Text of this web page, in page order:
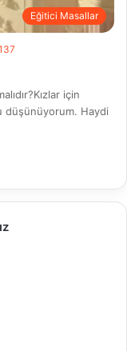
Eğitici Masallar
için
Haydi